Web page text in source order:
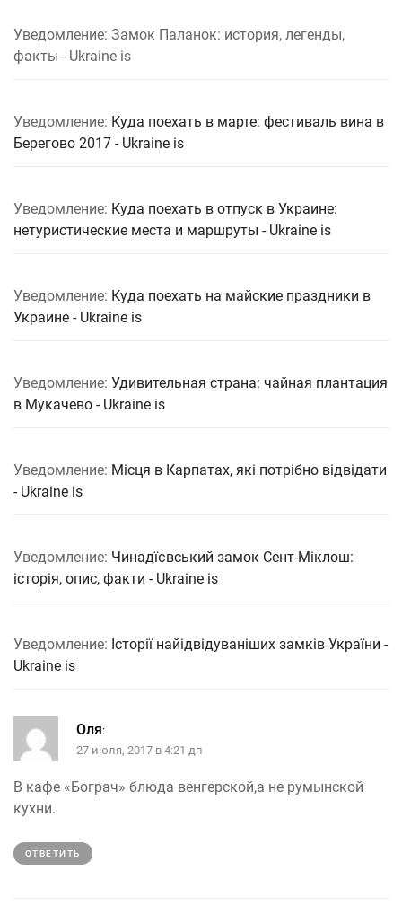
Уведомление: Замок Паланок: история, легенды,
факты - Ukraine is
Уведомление: Куда поехать в марте: фестиваль вина в
Берегово 2017 - Ukraine is
Уведомление: Куда поехать в отпуск в Украине:
нетуристические места и маршруты - Ukraine is
Уведомление: Куда поехать на майские праздники в
Украине - Ukraine is
Уведомление: Удивительная страна: чайная плантация
в Мукачево - Ukraine is
Уведомление: Місця в Карпатах, які потрібно відвідати
- Ukraine is
Уведомление: Чинадїєвський замок Сент-Міклош:
історія, опис, факти - Ukraine is
Уведомление: Історії найідвідуваніших замків України -
Ukraine is
Оля:
27 июля, 2017 в 4:21 дп
В кафе «Бограч» блюда венгерской,а не румынской
кухни.
ОТВЕТИТЬ